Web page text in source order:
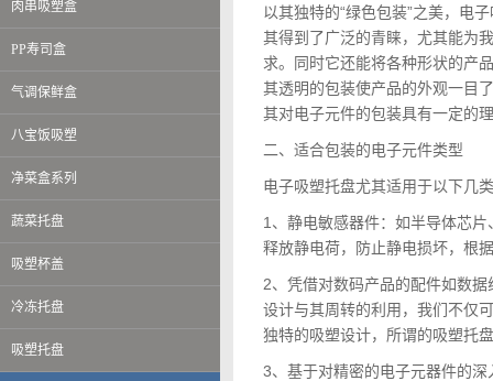
肉串吸塑盒
PP寿司盒
气调保鲜盒
八宝饭吸塑
净菜盒系列
蔬菜托盘
吸塑杯盖
冷冻托盘
吸塑托盘
以其独特的“绿色包装”之美，电
其得到了广泛的青睐，尤其能为
求。同时它还能将各种形状的产
其透明的包装使产品的外观一目
其对电子元件的包装具有一定的
二、适合包装的电子元件类型
电子吸塑托盘尤其适用于以下几
1、静电敏感器件​​：如半导体芯
释放静电荷​​，防止静电损坏，根
2、凭借对数码产品的配件如数
设计与其周转的利用，我们不仅
独特的吸塑设计，所谓的吸塑托
3、基于对精密的电子元器件的